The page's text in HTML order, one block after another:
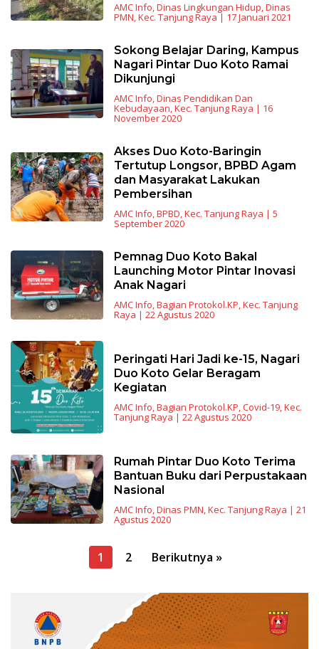
AMC Info,Dinas Lingkungan Hidup,Dinas
PMN,Kec. Tanjung Raya| 17 Januari 2021
Sokong Belajar Daring, Kampus
Nagari Pintar Duo Koto Ramai
Dikunjungi
AMC Info,Dinas Pendidikan Dan
Kebudayaan,Kec. Tanjung Raya | 16
November 2020
Akses Duo Koto-Baringin
Tertutup Longsor, BPBD Agam
dan Masyarakat Lakukan
Pembersihan
AMC Info,BPBD,Kec. Tanjung Raya | 5
September 2020
Pemnag Duo Koto Bakal
Launching Motor Pintar Inovasi
Anak Nagari
AMC Info,Bagian Protokol.KP,Kec. Tanjung
Raya | 22 Agustus 2020
Peringati Hari Jadi ke-15, Nagari
Duo Koto Gelar Beragam
Kegiatan
AMC Info,Bagian Protokol.KP,Covid-19,Kec.
Tanjung Raya| 22 Agustus 2020
Rumah Pintar Duo Koto Terima
Bantuan Buku dari Perpustakaan
Nasional
AMC Info,Dinas PMN,Kec. Tanjung Raya | 21
Agustus 2020
1 2 Berikutnya »